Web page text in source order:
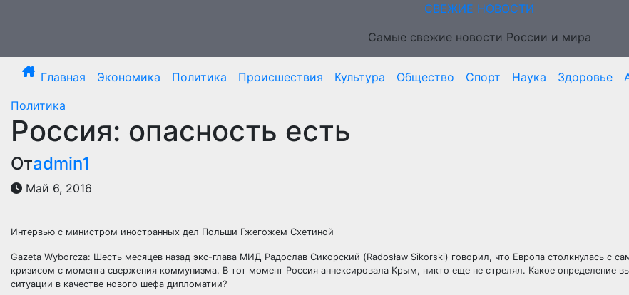
СВЕЖИЕ НОВОСТИ
Самые свежие новости России и мира
Главная Экономика Политика Происшествия Культура Общество Спорт Наука Здоровье
Политика
Россия: опасность есть
Отadmin1
Май 6, 2016
Интервью с министром иностранных дел Польши Гжегожем Схетиной
Gazeta Wyborcza: Шесть месяцев назад экс-глава МИД Радослав Сикорский (Radosław Sikorski) говорил, что Европа столкнулась с
кризисом с момента свержения коммунизма. В тот момент Россия аннексировала Крым, никто еще не стрелял. Какое определение
ситуации в качестве нового шефа дипломатии?